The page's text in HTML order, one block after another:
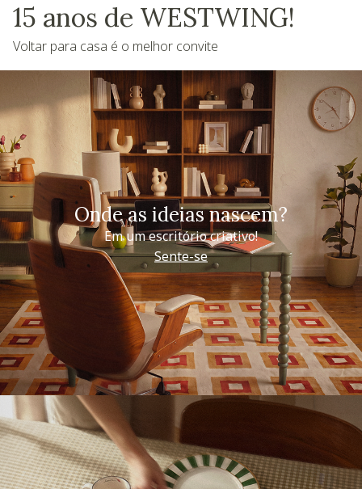
15 anos de WESTWING!
Voltar para casa é o melhor convite
Onde as ideias nascem?
Em um escritório criativo!
Sente-se